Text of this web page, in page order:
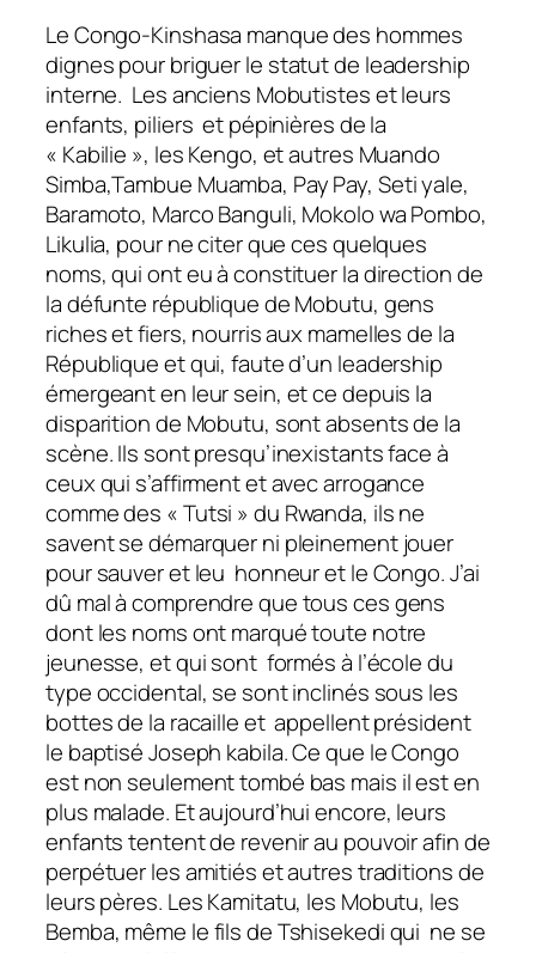
Le Congo-Kinshasa manque des hommes
dignes pour briguer le statut de leadership
interne. Les anciens Mobutistes et leurs
enfants, piliers et pépinières de la
« Kabilie », les Kengo, et autres Muando
Simba,Tambue Muamba, Pay Pay, Seti yale,
Baramoto, Marco Banguli, Mokolo wa Pombo,
Likulia, pour ne citer que ces quelques
noms, qui ont eu à constituer la direction de
la défunte république de Mobutu, gens
riches et fiers, nourris aux mamelles de la
République et qui, faute d’un leadership
émergeant en leur sein, et ce depuis la
disparition de Mobutu, sont absents de la
scène. Ils sont presqu’inexistants face à
ceux qui s’affirment et avec arrogance
comme des « Tutsi » du Rwanda, ils ne
savent se démarquer ni pleinement jouer
pour sauver et leu honneur et le Congo. J’ai
dû mal à comprendre que tous ces gens
dont les noms ont marqué toute notre
jeunesse, et qui sont formés à l’école du
type occidental, se sont inclinés sous les
bottes de la racaille et appellent président
le baptisé Joseph kabila. Ce que le Congo
est non seulement tombé bas mais il est en
plus malade. Et aujourd’hui encore, leurs
enfants tentent de revenir au pouvoir afin de
perpétuer les amitiés et autres traditions de
leurs pères. Les Kamitatu, les Mobutu, les
Bemba, même le fils de Tshisekedi qui ne se